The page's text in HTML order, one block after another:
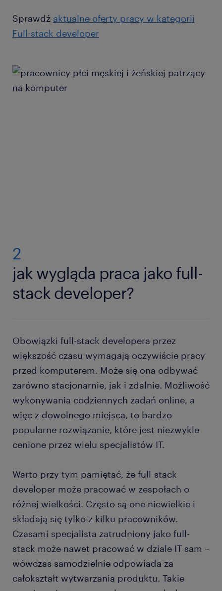
Sprawdź aktualne oferty pracy w kategorii
Full-stack developer
2
jak wygląda praca jako full-
stack developer?
Obowiązki full-stack developera przez
większość czasu wymagają oczywiście pracy
przed komputerem. Może się ona odbywać
zarówno stacjonarnie, jak i zdalnie. Możliwość
wykonywania codziennych zadań online, a
więc z dowolnego miejsca, to bardzo
popularne rozwiązanie, które jest niezwykle
cenione przez wielu specjalistów IT.
Warto przy tym pamiętać, że full-stack
developer może pracować w zespołach o
różnej wielkości. Często są one niewielkie i
składają się tylko z kilku pracowników.
Czasami specjalista zatrudniony jako full-
stack może nawet pracować w dziale IT sam –
wówczas samodzielnie odpowiada za
całokształt wytwarzania produktu. Takie